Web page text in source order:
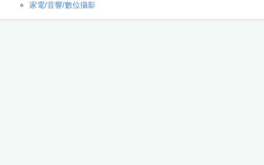
家電/音響/數位攝影